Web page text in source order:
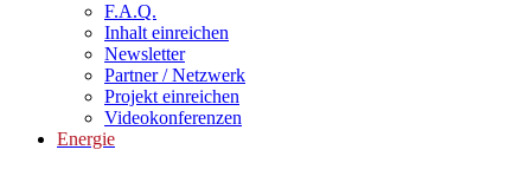
F.A.Q.
Inhalt einreichen
Newsletter
Partner / Netzwerk
Projekt einreichen
Videokonferenzen
Energie